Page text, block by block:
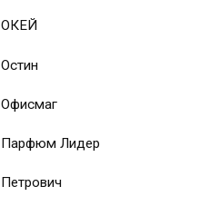
ОКЕЙ
Остин
Офисмаг
Парфюм Лидер
Петрович